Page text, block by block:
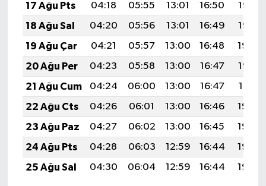
17 Ağu Pts
04:18 05:55 13:01 16:50
19:56
18 Ağu Sal
04:20 05:56 13:01 16:49
19:55
19 Ağu Çar
04:21 05:57 13:00 16:48
19:54
20 Ağu Per
04:23 05:58 13:00 16:47
19:52
21 Ağu Cum
04:24 06:00 13:00 16:47
19:51
22 Ağu Cts
04:26 06:01 13:00 16:46
19:49
23 Ağu Paz
04:27 06:02 13:00 16:45
19:48
24 Ağu Pts
04:28 06:03 12:59 16:44
19:46
25 Ağu Sal
04:30 06:04 12:59 16:44 19:44